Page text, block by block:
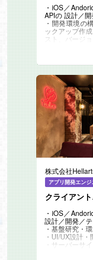
・iOS／
APIの 設計／
・開発環境の
ックアップ作
スト、バージョ
・基盤研究・
株式会社
アプリ開発エンジ
クライアン
・iOS／
設計／開発／
・基盤研究・
・UI/UX設計・
・サーバーサ